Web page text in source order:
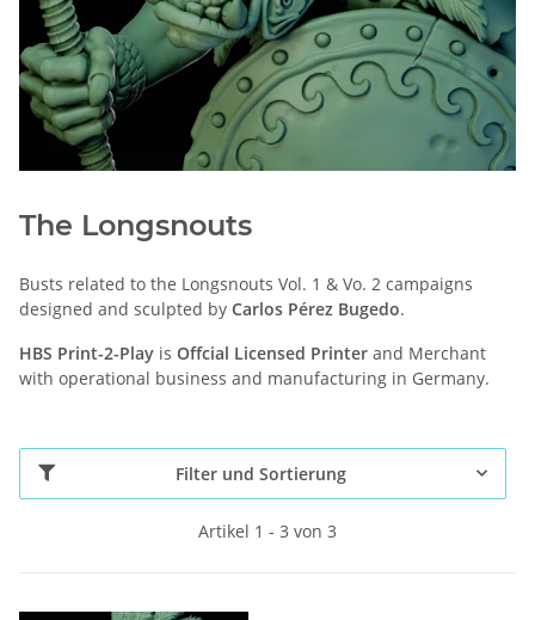
The Longsnouts
Busts related to the Longsnouts Vol. 1 & Vo. 2 campaigns
designed and sculpted by Carlos Pérez Bugedo.
HBS Print-2-Play is Offcial Licensed Printer and Merchant
with operational business and manufacturing in Germany.
Filter und Sortierung
Artikel 1 - 3 von 3